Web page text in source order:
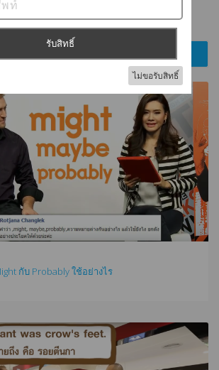
กับ Probably ใช้อย่างไร